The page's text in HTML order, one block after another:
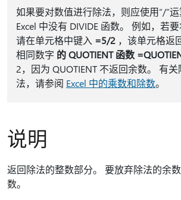
如果要对数值进行除法，则应使用“/”
Excel 中没有 DIVIDE 函数。 例如，若要
请在单元格中键入 =5/2，该单元格返
相同数字 的 QUOTIENT 函数
2，因为 QUOTIENT 不返回余数。 有
法，请参阅 Excel 中的乘数和除数。
说明
返回除法的整数部分。 要放弃除法的余
数。